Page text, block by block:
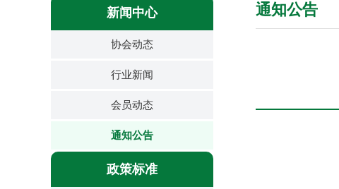
新闻中心
协会动态
行业新闻
会员动态
通知公告
政策标准
通知公告